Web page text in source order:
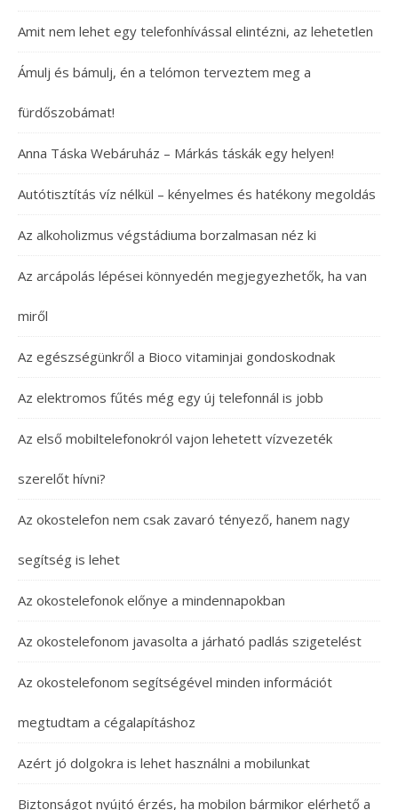
Amit nem lehet egy telefonhívással elintézni, az lehetetlen
Ámulj és bámulj, én a telómon terveztem meg a
fürdőszobámat!
Anna Táska Webáruház – Márkás táskák egy helyen!
Autótisztítás víz nélkül – kényelmes és hatékony megoldás
Az alkoholizmus végstádiuma borzalmasan néz ki
Az arcápolás lépései könnyedén megjegyezhetők, ha van
miről
Az egészségünkről a Bioco vitaminjai gondoskodnak
Az elektromos fűtés még egy új telefonnál is jobb
Az első mobiltelefonokról vajon lehetett vízvezeték
szerelőt hívni?
Az okostelefon nem csak zavaró tényező, hanem nagy
segítség is lehet
Az okostelefonok előnye a mindennapokban
Az okostelefonom javasolta a járható padlás szigetelést
Az okostelefonom segítségével minden információt
megtudtam a cégalapításhoz
Azért jó dolgokra is lehet használni a mobilunkat
Biztonságot nyújtó érzés, ha mobilon bármikor elérhető a